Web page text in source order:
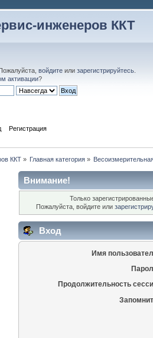
инженеров ККТ
войдитеили зарегистрируйтесь.
активации?
Регистрация
ККТ» Главная категория »
Внимание!
Только
Пожалуйста, войдите или
Вход
Имя
Продолжительность